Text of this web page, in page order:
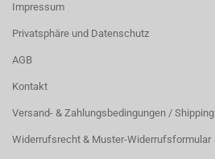
Impressum
Privatsphäre und Datenschutz
AGB
Kontakt
Versand- & Zahlungsbedingungen / Shipping
Widerrufsrecht & Muster-Widerrufsformular